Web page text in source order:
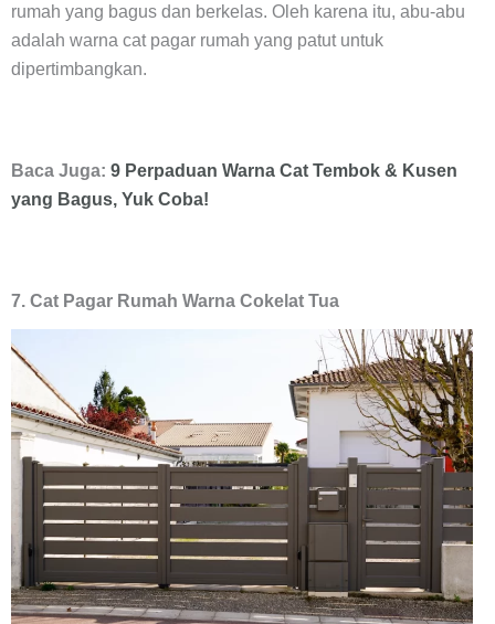
rumah yang bagus dan berkelas. Oleh karena itu, abu-abu
adalah warna cat pagar rumah yang patut untuk
dipertimbangkan.
Baca Juga: 9 Perpaduan Warna Cat Tembok & Kusen
yang Bagus, Yuk Coba!
7. Cat Pagar Rumah Warna Cokelat Tua